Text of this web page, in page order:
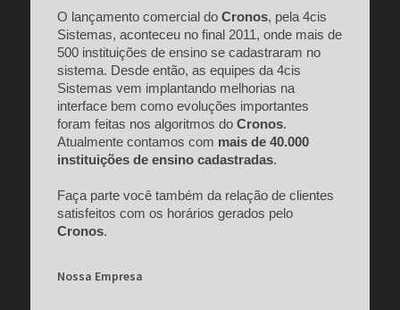
O lançamento comercial do Cronos, pela 4cis
Sistemas, aconteceu no final 2011, onde mais de
500 instituições de ensino se cadastraram no
sistema. Desde então, as equipes da 4cis
Sistemas vem implantando melhorias na
interface bem como evoluções importantes
foram feitas nos algoritmos do Cronos.
Atualmente contamos com mais de 40.000
instituições de ensino cadastradas.
Faça parte você também da relação de clientes
satisfeitos com os horários gerados pelo
Cronos.
Nossa Empresa